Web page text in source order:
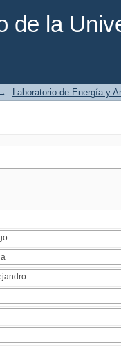
de la
Laboratorio de Energía y